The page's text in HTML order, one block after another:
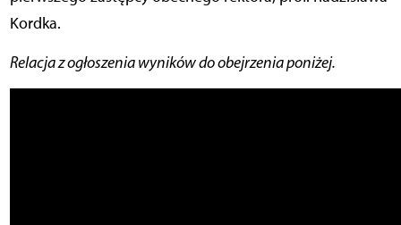
Kordka.
Relacja z ogłoszenia wyników do obejrzenia poniżej.